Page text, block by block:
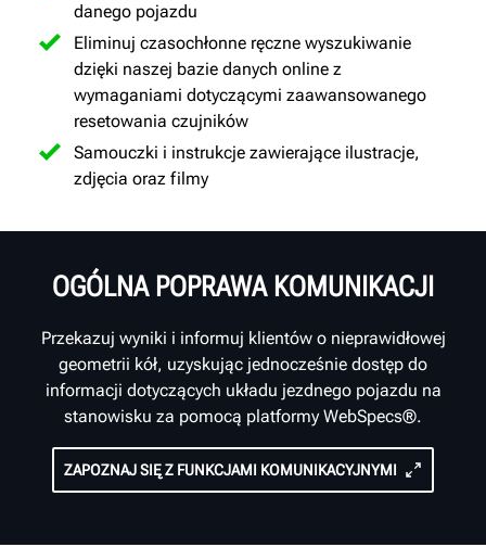
danego pojazdu
Eliminuj czasochłonne ręczne wyszukiwanie
dzięki naszej bazie danych online z
wymaganiami dotyczącymi zaawansowanego
resetowania czujników
Samouczki i instrukcje zawierające ilustracje,
zdjęcia oraz filmy
OGÓLNA POPRAWA KOMUNIKACJI
Przekazuj wyniki i informuj klientów o nieprawidłowej
geometrii kół, uzyskując jednocześnie dostęp do
informacji dotyczących układu jezdnego pojazdu na
stanowisku za pomocą platformy WebSpecs®.
ZAPOZNAJ SIĘ Z FUNKCJAMI KOMUNIKACYJNYMI